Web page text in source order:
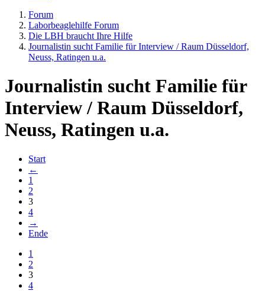
Forum
Laborbeaglehilfe Forum
Die LBH braucht Ihre Hilfe
Journalistin sucht Familie für Interview / Raum Düsseldorf,
Neuss, Ratingen u.a.
Journalistin sucht Familie für
Interview / Raum Düsseldorf,
Neuss, Ratingen u.a.
Start
←
1
2
3
4
→
Ende
1
2
3
4